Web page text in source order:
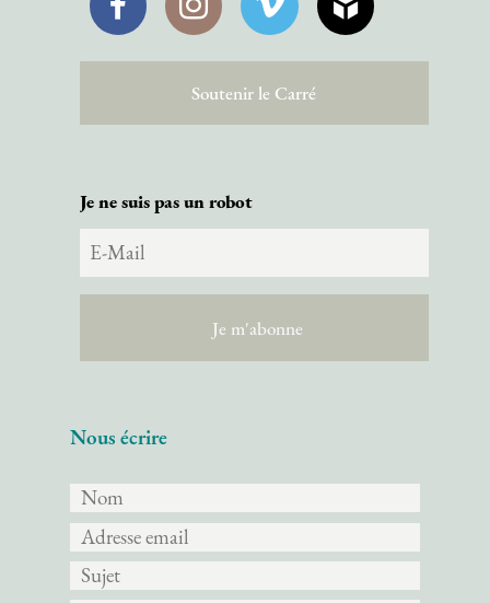
Soutenir le Carré
Je ne suis pas un robot
Nous écrire